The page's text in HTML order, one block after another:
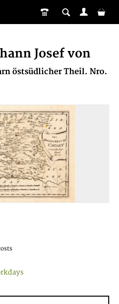
Josef von
östsüdlicher Theil. Nro.